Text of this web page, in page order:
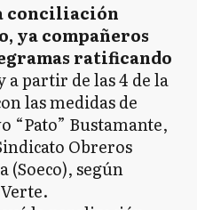
conciliación
ya compañeros
ratificando
a partir de las 4 de la
las medidas de
“Pato” Bustamante,
Obreros
(Soeco), según